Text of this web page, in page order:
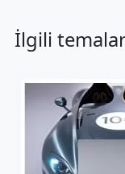
İlgili